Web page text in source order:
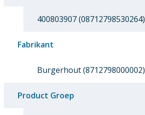
400803907 (08712798530264)
Fabrikant
Burgerhout (8712798000002)
Product Groep